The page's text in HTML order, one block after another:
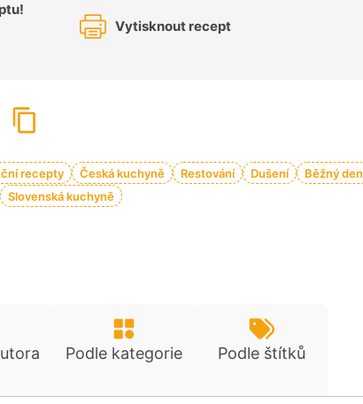
Vytisknout recept
recepty Česká kuchyně Restování Dušení
Běžný den
Slovenská kuchyně
Podle kategorie Podle štítků